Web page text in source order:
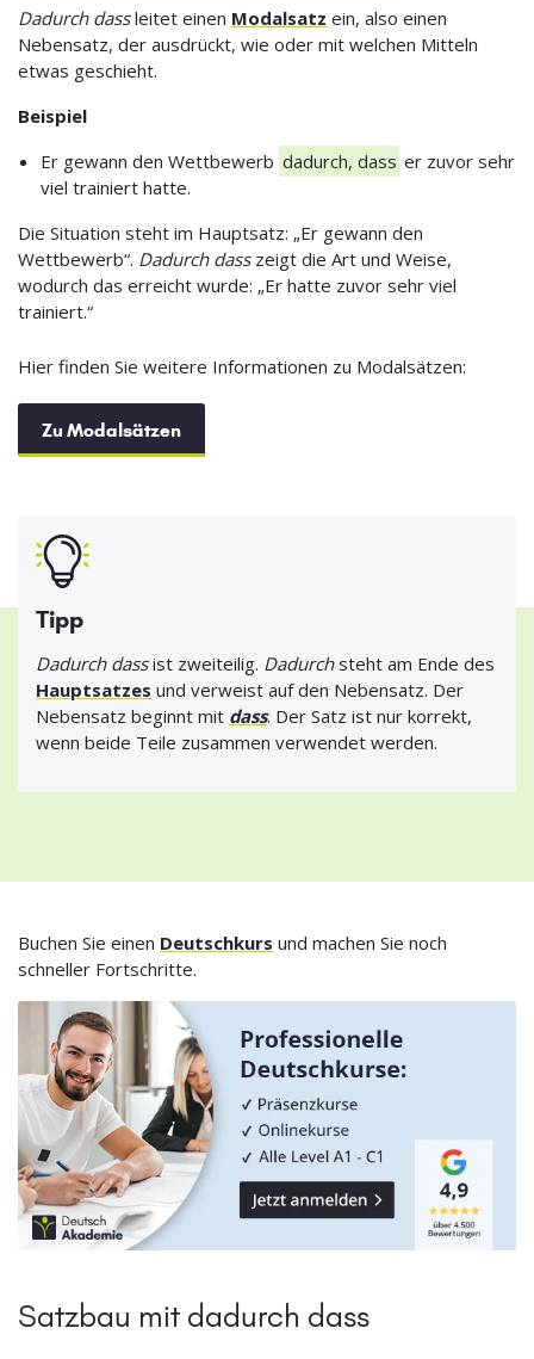
Dadurch dassleitet einen Modalsatz ein, also einen
Nebensatz, der ausdrückt, wie oder mit welchen Mitteln
etwas geschieht.
Beispiel
Er gewann den Wettbewerb dadurch, dass er zuvor sehr
viel trainiert hatte.
Die Situation steht im Hauptsatz: „Er gewann den
Wettbewerb“. Dadurch dasszeigt die Art und Weise,
wodurch das erreicht wurde: „Er hatte zuvor sehr viel
trainiert.“
Hier finden Sie weitere Informationen zu Modalsätzen:
Zu Modalsätzen
Tipp
Dadurch dassist zweiteilig. Dadurchsteht am Ende des
Hauptsatzes und verweist auf den Nebensatz. Der
Nebensatz beginnt mit dass. Der Satz ist nur korrekt,
wenn beide Teile zusammen verwendet werden.
Buchen Sie einen Deutschkurs und machen Sie noch
schneller Fortschritte.
Satzbau mit dadurch dass